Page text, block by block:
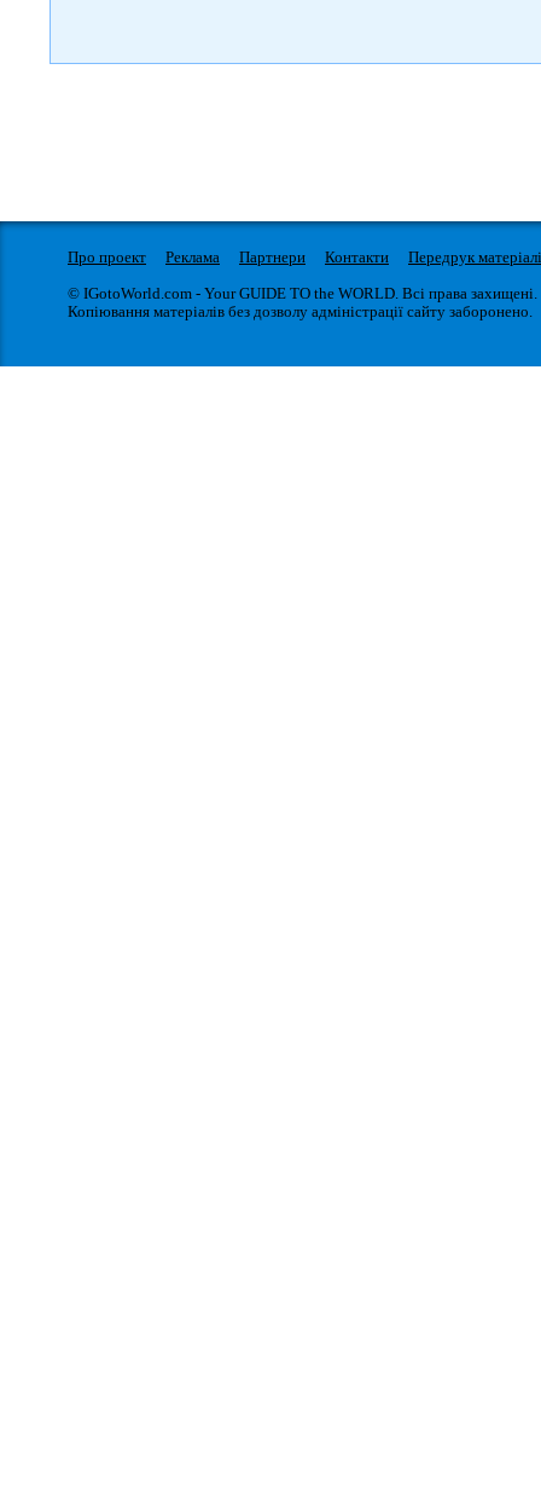
Про проект Реклама Партнери Контакти
Передрук
© IGotoWorld.com - Your GUIDE TO the WORLD. Всі права захищені.
Копіювання матеріалів без дозволу адміністрації сайту заборонено.